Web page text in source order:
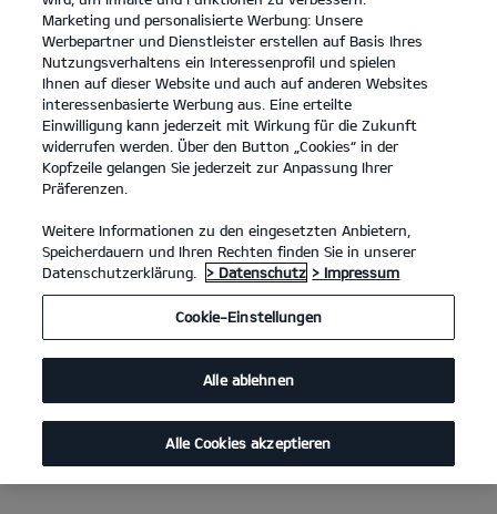
Marketing und personalisierte Werbung: Unsere
Werbepartner und Dienstleister erstellen auf Basis Ihres
Nutzungsverhaltens ein Interessenprofil und spielen
Ihnen auf dieser Website und auch auf anderen Websites
interessenbasierte Werbung aus. Eine erteilte
Einwilligung kann jederzeit mit Wirkung für die Zukunft
widerrufen werden. Über den Button „Cookies“ in der
Kopfzeile gelangen Sie jederzeit zur Anpassung Ihrer
Präferenzen.
Weitere Informationen zu den eingesetzten Anbietern,
Speicherdauern und Ihren Rechten finden Sie in unserer
Datenschutzerklärung.
> Datenschutz > Impressum
Cookie-Einstellungen
Alle ablehnen
Alle Cookies akzeptieren